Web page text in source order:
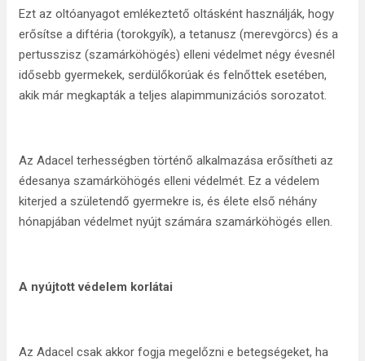
Ezt az oltóanyagot emlékeztető oltásként használják, hogy
erősítse a diftéria (torokgyík), a tetanusz (merevgörcs) és a
pertusszisz (szamárköhögés) elleni védelmet négy évesnél
idősebb gyermekek, serdülőkorúak és felnőttek esetében,
akik már megkapták a teljes alapimmunizációs sorozatot.
Az Adacel terhességben történő alkalmazása erősítheti az
édesanya szamárköhögés elleni védelmét. Ez a védelem
kiterjed a születendő gyermekre is, és élete első néhány
hónapjában védelmet nyújt számára szamárköhögés ellen.
A nyújtott védelem korlátai
Az Adacel csak akkor fogja megelőzni e betegségeket, ha